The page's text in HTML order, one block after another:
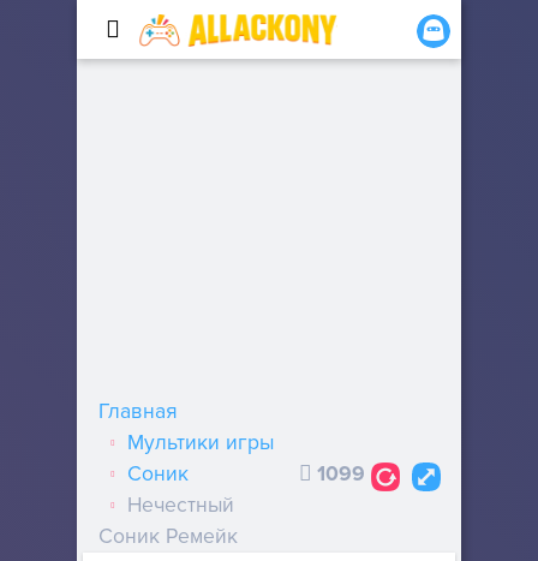
Главная
Мультики игры
Соник
Нечестный
Соник Ремейк
1099